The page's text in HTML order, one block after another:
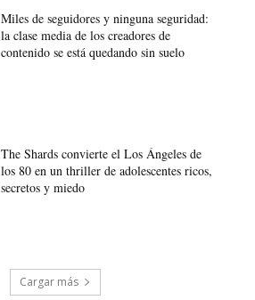
Miles de seguidores y ninguna seguridad:
la clase media de los creadores de
contenido se está quedando sin suelo
The Shards convierte el Los Ángeles de
los 80 en un thriller de adolescentes ricos,
secretos y miedo
Cargar más